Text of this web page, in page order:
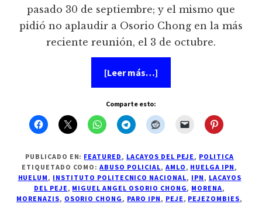
pasado 30 de septiembre; y el mismo que
pidió no aplaudir a Osorio Chong en la más
reciente reunión, el 3 de octubre.
[Leer más…]
AMLO
detrás
de
lider
en
el
IPN
Comparte esto:
PUBLICADO EN: FEATURED, LACAYOS DEL PEJE, POLITICA
ETIQUETADO COMO:ABUSO POLICIAL, AMLO, HUELGA IPN,
HUELUM, INSTITUTO POLITECNICO NACIONAL, IPN, LACAYOS
DEL PEJE, MIGUEL ANGEL OSORIO CHONG, MORENA,
MORENAZIS, OSORIO CHONG, PARO IPN, PEJE, PEJEZOMBIES,